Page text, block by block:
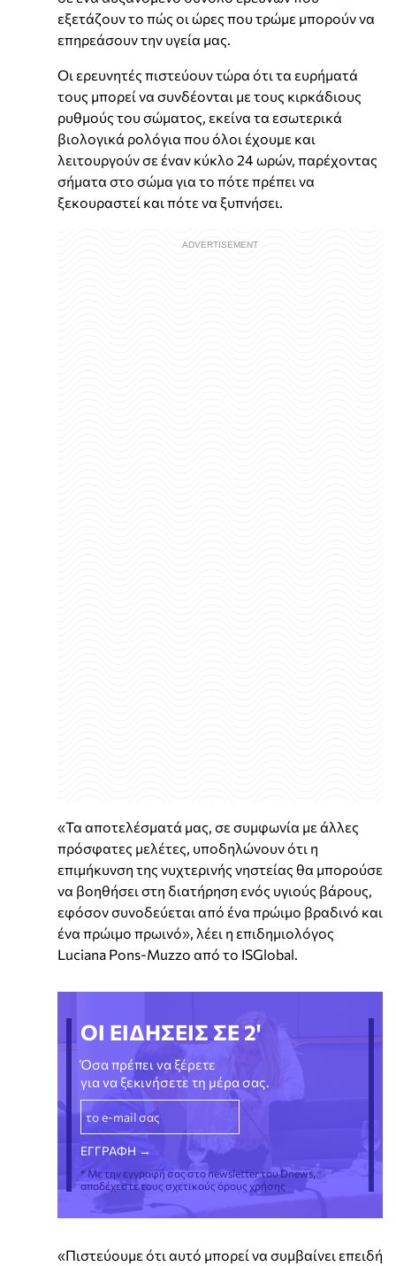
εξετάζουν το πώς οι ώρες που τρώμε μπορούν να
επηρεάσουν την υγεία μας.
Οι ερευνητές πιστεύουν τώρα ότι τα ευρήματά
τους μπορεί να συνδέονται με τους κιρκάδιους
ρυθμούς του σώματος, εκείνα τα εσωτερικά
βιολογικά ρολόγια που όλοι έχουμε και
λειτουργούν σε έναν κύκλο 24 ωρών, παρέχοντας
σήματα στο σώμα για το πότε πρέπει να
ξεκουραστεί και πότε να ξυπνήσει.
«Τα αποτελέσματά μας, σε συμφωνία με άλλες
πρόσφατες μελέτες, υποδηλώνουν ότι η
επιμήκυνση της νυχτερινής νηστείας θα μπορούσε
να βοηθήσει στη διατήρηση ενός υγιούς βάρους,
εφόσον συνοδεύεται από ένα πρώιμο βραδινό και
ένα πρώιμο πρωινό», λέει η επιδημιολόγος
Luciana Pons-Muzzo από το ISGlobal.
ΟΙ ΕΙΔΗΣΕΙΣ ΣΕ 2'
Όσα πρέπει να ξέρετε
για να ξεκινήσετε τη μέρα σας.
* Με την εγγραφή σας στο newsletter του Dnews,
αποδέχεστε τους σχετικούς όρους χρήσης
«Πιστεύουμε ότι αυτό μπορεί να συμβαίνει επειδή